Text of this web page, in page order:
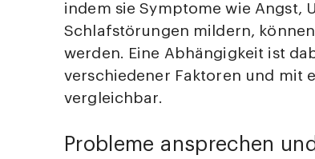
indem sie Symptome wie Angst,
Schlafstörungen mildern,
werden. Eine Abhängigkeit ist
verschiedener Faktoren und mit
vergleichbar.
Probleme ansprechen